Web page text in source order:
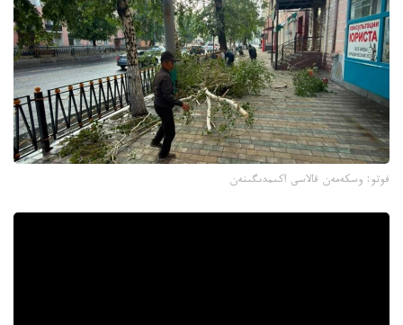
فوتو: وسكەمەن قالاسى اكىمدىگىنەن